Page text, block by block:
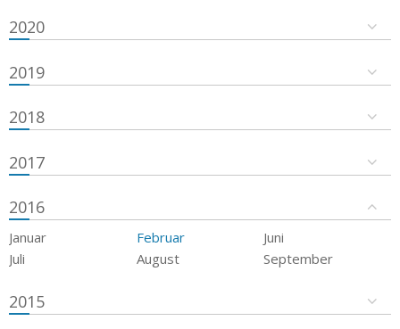
2020
2019
2018
2017
2016
Januar Februar
Juni
Juli
August September
2015